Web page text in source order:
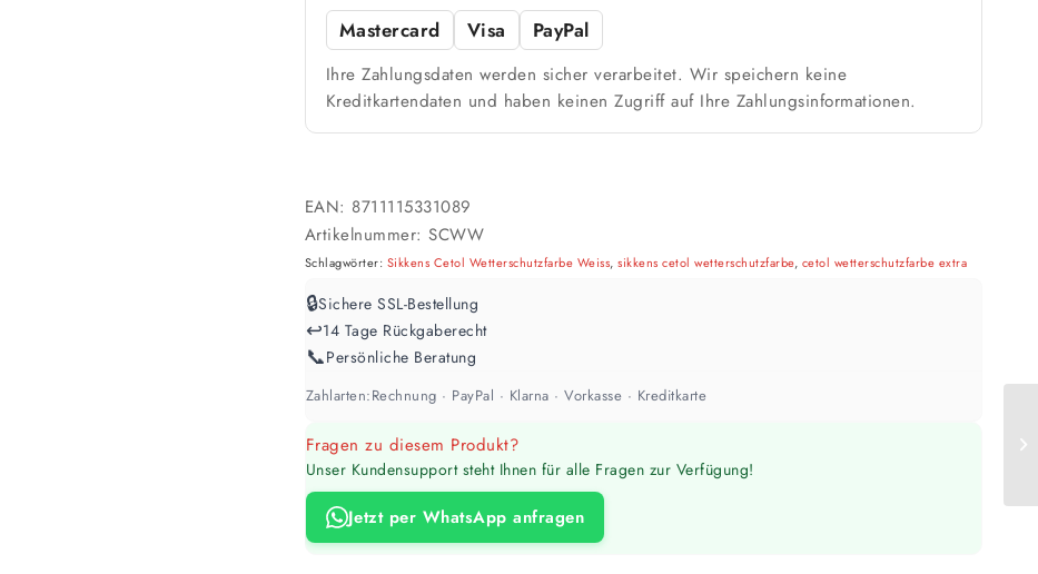
Mastercard
Visa PayPal
Ihre Zahlungsdaten werden sicher verarbeitet. Wir speichern keine
Kreditkartendaten und haben keinen Zugriff auf Ihre Zahlungsinformationen.
EAN: 8711115331089
Artikelnummer:SCWW
Schlagwörter: Sikkens Cetol Wetterschutzfarbe Weiss,sikkens cetol wetterschutzfarbe, cetol wetterschutzfarbe extra
🔒Sichere SSL-Bestellung
↩️14 Tage Rückgaberecht
📞Persönliche Beratung
Zahlarten:Rechnung · PayPal · Klarna · Vorkasse · Kreditkarte
Fragen zu diesem Produkt?
Unser Kundensupport steht Ihnen für alle Fragen zur Verfügung!
Jetzt per WhatsApp anfragen